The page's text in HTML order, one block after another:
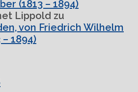
(1813 – 1894)
Lippold zu
von Friedrich Wilhelm
1894)